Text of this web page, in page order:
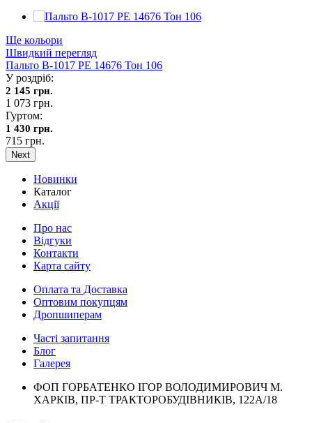
Ще кольори
Швидкий перегляд
Пальто В-1017 PE 14676 Тон 106
У роздріб:
2 145 грн.
1 073 грн.
Гуртом:
1 430 грн.
715 грн.
Next
Новинки
Каталог
Акції
Про нас
Відгуки
Контакти
Карта сайту
Оплата та Доставка
Оптовим покупцям
Дропшиперам
Часті запитання
Блог
Галерея
ФОП ГОРБАТЕНКО ІГОР ВОЛОДИМИРОВИЧ М.
ХАРКІВ, ПР-Т ТРАКТОРОБУДІВНИКІВ, 122А/18